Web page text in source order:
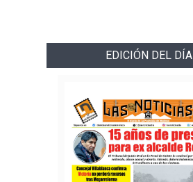
EDICIÓN DEL DÍA